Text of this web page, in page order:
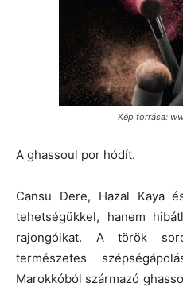
Kép forrása:
A ghassoul por hódít.
Cansu Dere, Hazal Kaya
tehetségükkel, hanem
rajongóikat. A török
természetes
Marokkóból származó